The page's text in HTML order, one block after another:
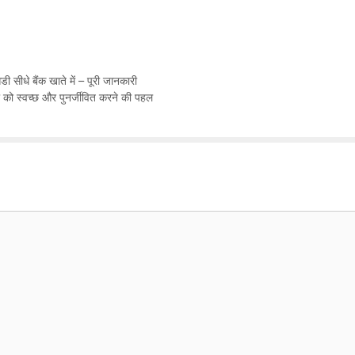
सीधे बैंक खाते में – पूरी जानकारी
स्वच्छ और पुनर्जीवित करने की पहल